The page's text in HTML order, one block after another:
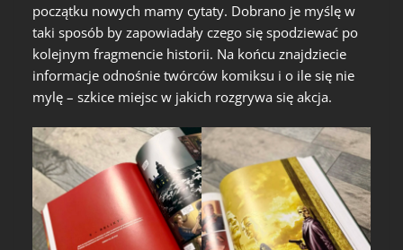
początku nowych mamy cytaty. Dobrano je myślę w
taki sposób by zapowiadały czego się spodziewać po
kolejnym fragmencie historii. Na końcu znajdziecie
informacje odnośnie twórców komiksu i o ile się nie
mylę – szkice miejsc w jakich rozgrywa się akcja.